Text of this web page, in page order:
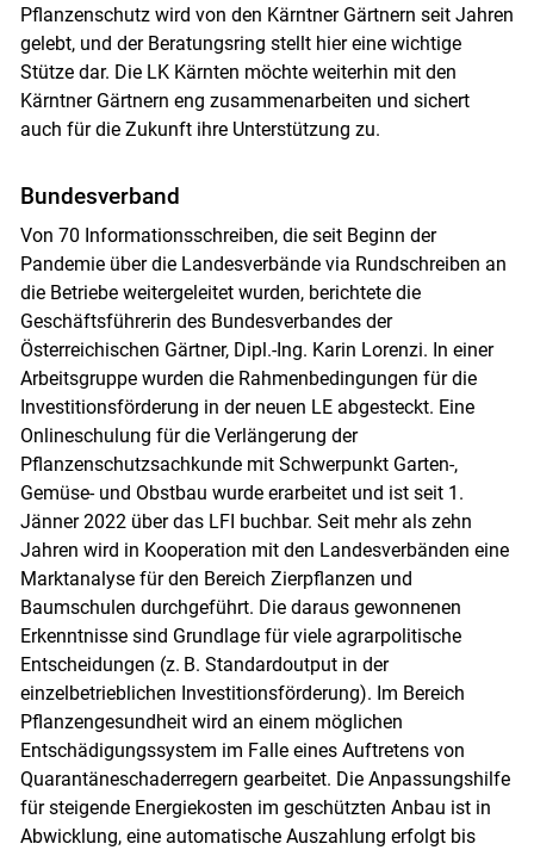
Pflanzenschutz wird von den Kärntner Gärtnern seit Jahren
gelebt, und der Beratungsring stellt hier eine wichtige
Stütze dar. Die LK Kärnten möchte weiterhin mit den
Kärntner Gärtnern eng zusammenarbeiten und sichert
auch für die Zukunft ihre Unterstützung zu.
Bundesverband
Von 70 Informationsschreiben, die seit Beginn der
Pandemie über die Landesverbände via Rundschreiben an
die Betriebe weitergeleitet wurden, berichtete die
Geschäftsführerin des Bundesverbandes der
Österreichischen Gärtner, Dipl.-Ing. Karin Lorenzi. In einer
Arbeitsgruppe wurden die Rahmenbedingungen für die
Investitionsförderung in der neuen LE abgesteckt. Eine
Onlineschulung für die Verlängerung der
Pflanzenschutzsachkunde mit Schwerpunkt Garten-,
Gemüse- und Obstbau wurde erarbeitet und ist seit 1.
Jänner 2022 über das LFI buchbar. Seit mehr als zehn
Jahren wird in Kooperation mit den Landesverbänden eine
Marktanalyse für den Bereich Zierpflanzen und
Baumschulen durchgeführt. Die daraus gewonnenen
Erkenntnisse sind Grundlage für viele agrarpolitische
Entscheidungen (z. B. Standardoutput in der
einzelbetrieblichen Investitionsförderung). Im Bereich
Pflanzengesundheit wird an einem möglichen
Entschädigungssystem im Falle eines Auftretens von
Quarantäneschaderregern gearbeitet. Die Anpassungshilfe
für steigende Energiekosten im geschützten Anbau ist in
Abwicklung, eine automatische Auszahlung erfolgt bis